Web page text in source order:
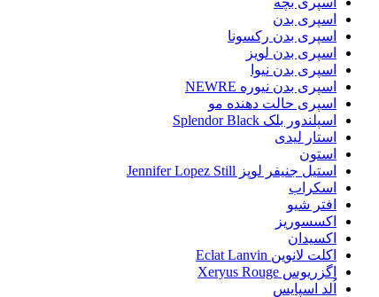
اسپری بدن
اسپری بدن رکسونا
اسپری بدن لویز
اسپری بدن نیوا
اسپری بدن نیوره NEWRE
اسپری حالت دهنده مو
اسپلندور بلک Splendor Black
استار لیدی
استون
استیل جنیفر لوپز Jennifer Lopez Still
اسکراب
افتر شیو
اکسسوریز
اکسیدان
اکلت لانوین Eclat Lanvin
اگزریوس Xeryus Rouge
اُلد اسپایس